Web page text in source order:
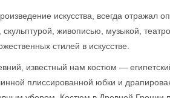
искусства, всегда отражал
скульптурой, живописью, музыкой,
стилей в искусстве.
известный нам костюм —
плиссированной юбки и